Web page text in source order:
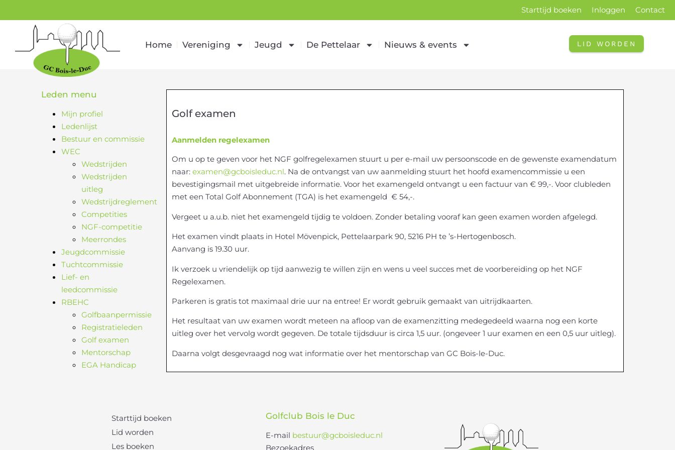
Starttijd boeken Inloggen Contact
Home Vereniging Jeugd De Pettelaar Nieuws & events LID WORDEN
Leden menu
Mijn profiel
Ledenlijst
Bestuur en commissie
WEC
Wedstrijden
Wedstrijden
uitleg
Wedstrijdreglement
Competities
NGF-competitie
Meerrondes
Jeugdcommissie
Tuchtcommissie
Lief- en
leedcommissie
RBEHC
Golfbaanpermissie
Registratieleden
Golf examen
Mentorschap
EGA Handicap
Golf examen
Aanmelden regelexamen
Om u op te geven voor het NGF golfregelexamen stuurt u per e-mail uw persoonscode en de gewenste examendatum
naar: examen@gcboisleduc.nl. Na de ontvangst van uw aanmelding stuurt het hoofd examencommissie u een
bevestigingsmail met uitgebreide informatie. Voor het examengeld ontvangt u een factuur van € 99,-. Voor clubleden
met een Total Golf Abonnement (TGA) is het examengeld € 54,-.
Vergeet u a.u.b. niet het examengeld tijdig te voldoen. Zonder betaling vooraf kan geen examen worden afgelegd.
Het examen vindt plaats in Hotel Mövenpick, Pettelaarpark 90, 5216 PH te ’s-Hertogenbosch.
Aanvang is 19.30 uur.
Ik verzoek u vriendelijk op tijd aanwezig te willen zijn en wens u veel succes met de voorbereiding op het NGF
Regelexamen.
Parkeren is gratis tot maximaal drie uur na entree! Er wordt gebruik gemaakt van uitrijdkaarten.
Het resultaat van uw examen wordt meteen na afloop van de examenzitting medegedeeld waarna nog een korte
uitleg over het vervolg wordt gegeven. De totale tijdsduur is circa 1,5 uur. (ongeveer 1 uur examen en een 0,5 uur uitleg).
Daarna volgt desgevraagd nog wat informatie over het mentorschap van GC Bois-le-Duc.
Starttijd boeken
Lid worden
Les boeken
Golfclub Bois le Duc
E-mail bestuur@gcboisleduc.nl
Bezoekadres